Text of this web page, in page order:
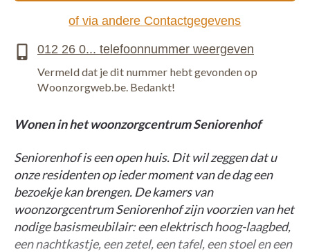
Wonen in het woonzorgcentrum Seniorenhof
Seniorenhof is een open huis. Dit wil zeggen dat u
onze residenten op ieder moment van de dag een
bezoekje kan brengen. De kamers van
woonzorgcentrum Seniorenhof zijn voorzien van het
nodige basismeubilair: een elektrisch hoog-laagbed,
een nachtkastje, een zetel, een tafel, een stoel en een
of via andere Contactgegevens
Vermeld dat je dit nummer hebt gevonden op
Woonzorgweb.be. Bedankt!